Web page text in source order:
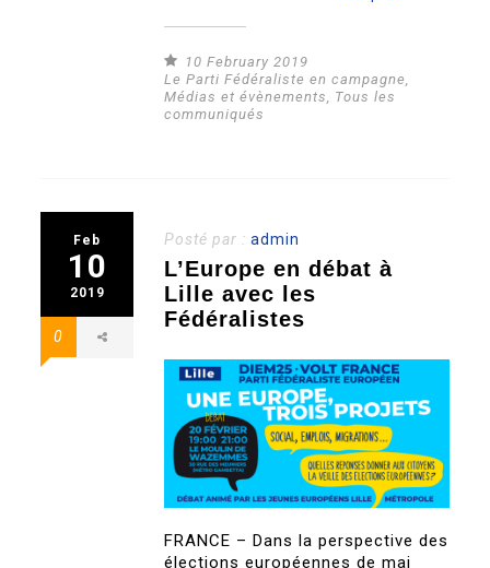
10 February 2019
Le Parti Fédéraliste en campagne,
Médias et évènements, Tous les
communiqués
Feb
10
2019
0
Posté par :admin
L’Europe en débat à
Lille avec les
Fédéralistes
FRANCE – Dans la perspective des
élections européennes de mai